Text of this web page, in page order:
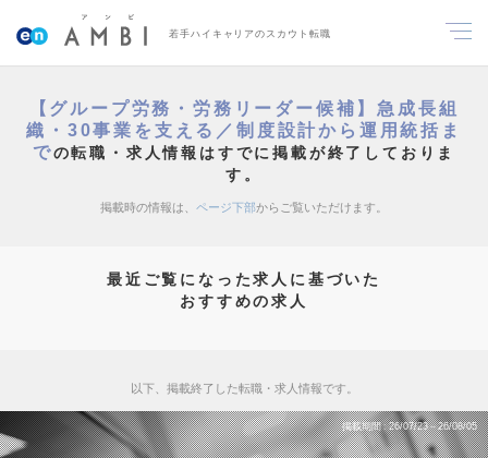
若手ハイキャリアのスカウト転職
【グループ労務・労務リーダー候補】急成長組
織・30事業を支える／制度設計から運用統括ま
での転職・求人情報はすでに掲載が終了しておりま
す。
掲載時の情報は、 ページ下部からご覧いただけます。
最近ご覧になった求人に基づいた
おすすめの求人
以下、掲載終了した転職・求人情報です。
掲載期間 26/07/23～26/08/05